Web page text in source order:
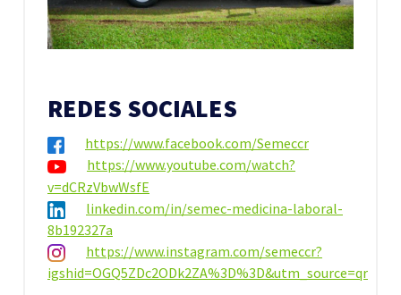
REDES SOCIALES
https://www.facebook.com/Semeccr
https://www.youtube.com/watch?
v=dCRzVbwWsfE
linkedin.com/in/semec-medicina-laboral-
8b192327a
https://www.instagram.com/semeccr?
igshid=OGQ5ZDc2ODk2ZA%3D%3D&utm_source=qr